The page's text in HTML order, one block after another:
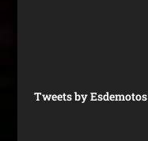
Tweets by Esdemotos